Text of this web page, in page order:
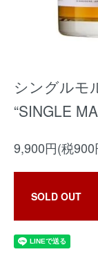
シングルモ
“SINGLE
9,900円(税900
SOLD OUT